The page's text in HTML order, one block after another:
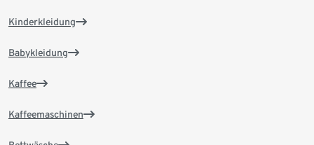
Kinderkleidung
Babykleidung
Kaffee
Kaffeemaschinen